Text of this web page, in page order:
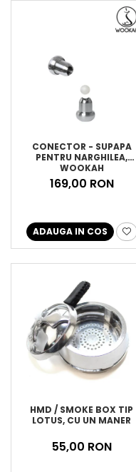
CONECTOR - SUPAPA
PENTRU NARGHILEA,
WOOKAH
169,00 RON
ADAUGA IN COS
HMD / SMOKE BOX TIP
LOTUS, CU UN MANER
55,00 RON